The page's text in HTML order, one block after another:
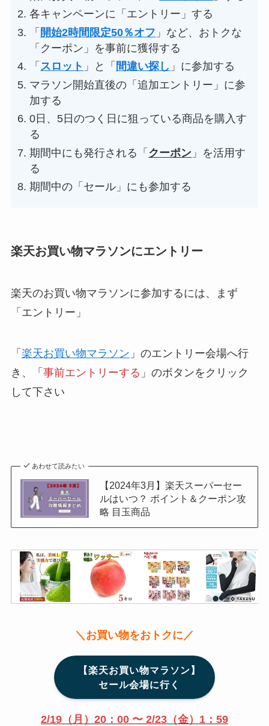
各キャンペーンに「エントリー」する
「 開始2時間限定50％オフ 」など、おトクな
「クーポン」を事前に獲得する
「 スロット 」と「 間違い探し 」に参加する
マラソン開始直後の「追加エントリー」に参
加する
0日、5日のつく日に狙っている商品を購入す
る
期間中にも発行される「 クーポン 」を活用す
る
期間中の「セール」にも参加する
楽天お買い物マラソンにエントリー
楽天のお買い物マラソンに参加するには、まず
「エントリー」
「 楽天お買い物マラソン 」のエントリー会場へ行
き、「 事前エントリーする 」のボタンをクリック
して下さい
あわせて読みたい
【2024年3月】楽天スーパーセー
ルはいつ？ ポイント＆クーポン攻
略 目玉商品
＼お買い物をおトクに／
【楽天お買い物マラソン】
セール会場に行く
2/19（月）20：00 〜 2/23（金）1：59